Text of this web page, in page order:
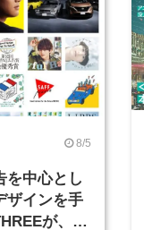
8/5
を中心とし
ザインを手
が、グ